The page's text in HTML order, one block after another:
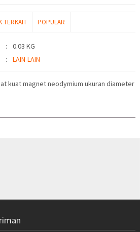
TERKAIT POPULAR
:
0.03 KG
: LAIN-LAIN
kuat magnet neodymium ukuran diameter